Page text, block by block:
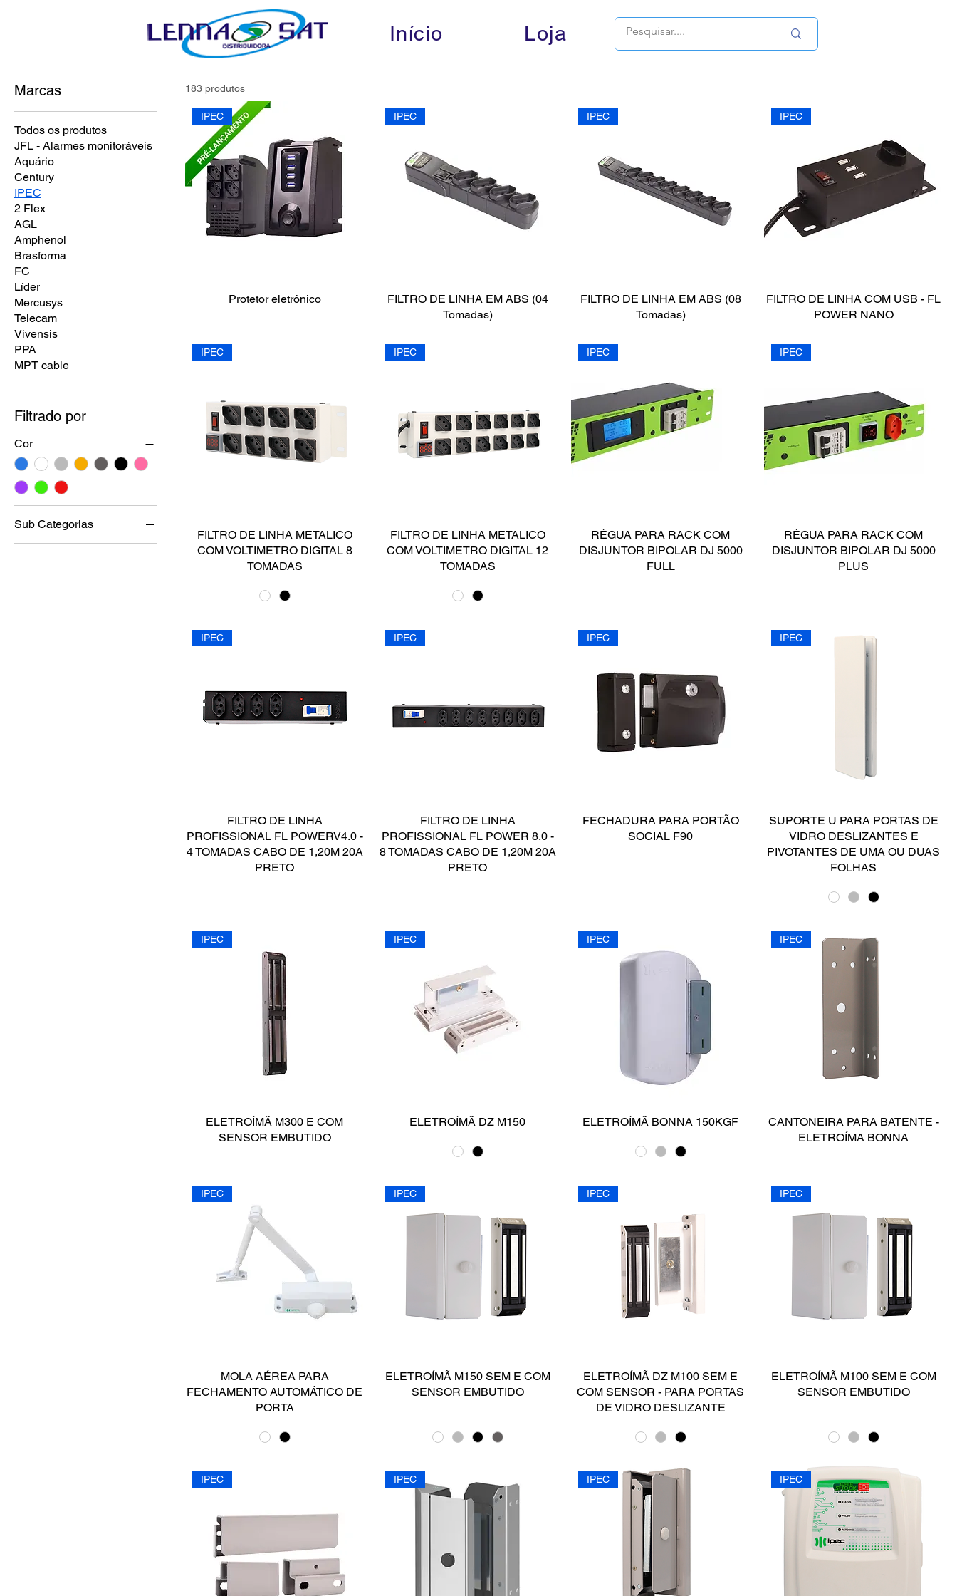
Início Loja
Marcas
Todos os produtos
JFL - Alarmes monitoráveis
Aquário
Century
IPEC
2 Flex
AGL
Amphenol
Brasforma
FC
Líder
Mercusys
Telecam
Vivensis
PPA
MPT cable
Filtrado por
Cor
Sub Categorias
Sensores Ativos
183 produtos
IPEC
Protetor eletrônico
IPEC
FILTRO DE LINHA EM ABS (04
Tomadas)
IPEC
FILTRO DE LINHA EM ABS (08
Tomadas)
IPEC
FILTRO DE LINHA COM USB - FL
POWER NANO
IPEC
FILTRO DE LINHA METALICO
COM VOLTIMETRO DIGITAL 8
TOMADAS
IPEC
FILTRO DE LINHA METALICO
COM VOLTIMETRO DIGITAL 12
TOMADAS
IPEC
RÉGUA PARA RACK COM
DISJUNTOR BIPOLAR DJ 5000
FULL
IPEC
RÉGUA PARA RACK COM
DISJUNTOR BIPOLAR DJ 5000
PLUS
IPEC
FILTRO DE LINHA
PROFISSIONAL FL POWERV4.0 -
4 TOMADAS CABO DE 1,20M 20A
PRETO
IPEC
FILTRO DE LINHA
PROFISSIONAL FL POWER 8.0 -
8 TOMADAS CABO DE 1,20M 20A
PRETO
IPEC
FECHADURA PARA PORTÃO
SOCIAL F90
IPEC
SUPORTE U PARA PORTAS DE
VIDRO DESLIZANTES E
PIVOTANTES DE UMA OU DUAS
FOLHAS
IPEC
ELETROÍMÃ M300 E COM
SENSOR EMBUTIDO
IPEC
ELETROÍMÃ DZ M150
IPEC
ELETROÍMÃ BONNA 150KGF
IPEC
CANTONEIRA PARA BATENTE -
ELETROÍMA BONNA
IPEC
MOLA AÉREA PARA
FECHAMENTO AUTOMÁTICO DE
PORTA
IPEC
ELETROÍMÃ M150 SEM E COM
SENSOR EMBUTIDO
IPEC
ELETROÍMÃ DZ M100 SEM E
COM SENSOR - PARA PORTAS
DE VIDRO DESLIZANTE
IPEC
ELETROÍMÃ M100 SEM E COM
SENSOR EMBUTIDO
IPEC IPEC IPEC IPEC